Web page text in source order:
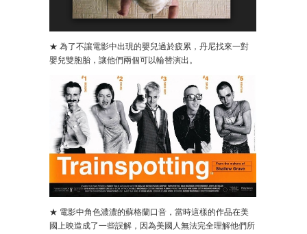
★ 為了不讓電影中出現的嬰兒過於疲累，丹尼找來一對
嬰兒雙胞胎，讓他們兩個可以輪替演出。
★ 電影中角色濃濃的蘇格蘭口音，當時這樣的作品在美
國上映造成了一些誤解，因為美國人無法完全理解他們所